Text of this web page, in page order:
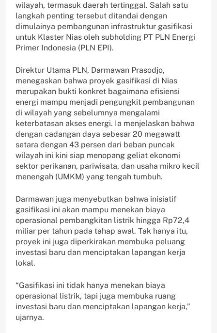
wilayah, termasuk daerah tertinggal. Salah satu
langkah penting tersebut ditandai dengan
dimulainya pembangunan infrastruktur gasifikasi
untuk Klaster Nias oleh subholding PT PLN Energi
Primer Indonesia (PLN EPI).
Direktur Utama PLN, Darmawan Prasodjo,
menegaskan bahwa proyek gasifikasi di Nias
merupakan bukti konkret bagaimana efisiensi
energi mampu menjadi pengungkit pembangunan
di wilayah yang sebelumnya mengalami
keterbatasan akses energi. Ia menjelaskan bahwa
dengan cadangan daya sebesar 20 megawatt
setara dengan 43 persen dari beban puncak
wilayah ini kini siap menopang geliat ekonomi
sektor perikanan, pariwisata, dan usaha mikro kecil
menengah (UMKM) yang tengah tumbuh.
Darmawan juga menyebutkan bahwa inisiatif
gasifikasi ini akan mampu menekan biaya
operasional pembangkitan listrik hingga Rp72,4
miliar per tahun pada tahap awal. Tak hanya itu,
proyek ini juga diperkirakan membuka peluang
investasi baru dan menciptakan lapangan kerja
lokal.
“Gasifikasi ini tidak hanya menekan biaya
operasional listrik, tapi juga membuka ruang
investasi baru dan menciptakan lapangan kerja,”
ujarnya.